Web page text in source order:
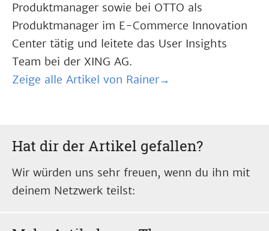
Produktmanager sowie bei OTTO als
Produktmanager im E-Commerce Innovation
Center tätig und leitete das User Insights
Team bei der XING AG.
Zeige alle Artikel von Rainer→
Hat dir der Artikel gefallen?
Wir würden uns sehr freuen, wenn du ihn mit
deinem Netzwerk teilst: